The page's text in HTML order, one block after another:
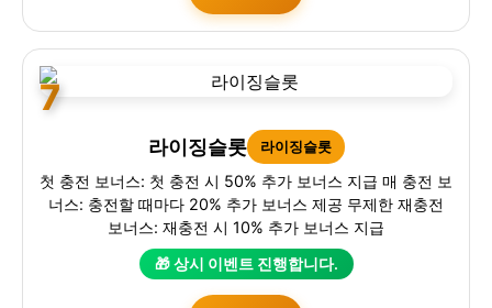
7
라이징슬롯 라이징슬롯
첫 충전 보너스: 첫 충전 시 50% 추가 보너스 지급 매 충전 보
너스: 충전할 때마다 20% 추가 보너스 제공 무제한 재충전
보너스: 재충전 시 10% 추가 보너스 지급
🎁 상시 이벤트 진행합니다.